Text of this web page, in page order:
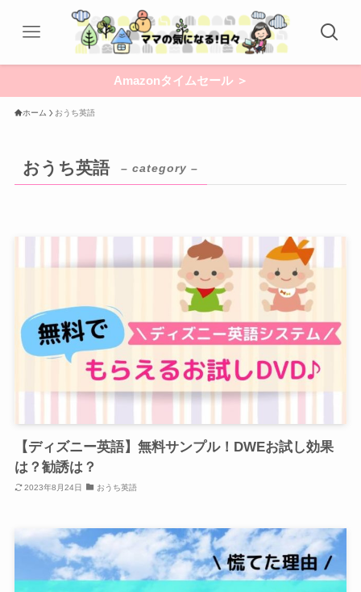
Amazonタイムセール ＞
ホーム おうち英語
おうち英語 – category –
【ディズニー英語】無料サンプル！DWEお試し効果
は？勧誘は？
2023年8月24日 おうち英語